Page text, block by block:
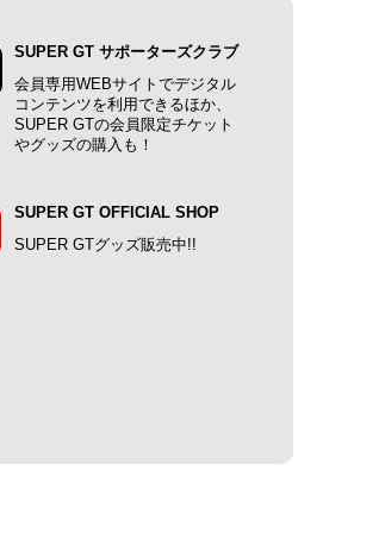
SUPER GT サポーターズクラブ
会員専用WEBサイトでデジタル
コンテンツを利用できるほか、
SUPER GTの会員限定チケット
やグッズの購入も！
SUPER GT OFFICIAL SHOP
SUPER GTグッズ販売中!!